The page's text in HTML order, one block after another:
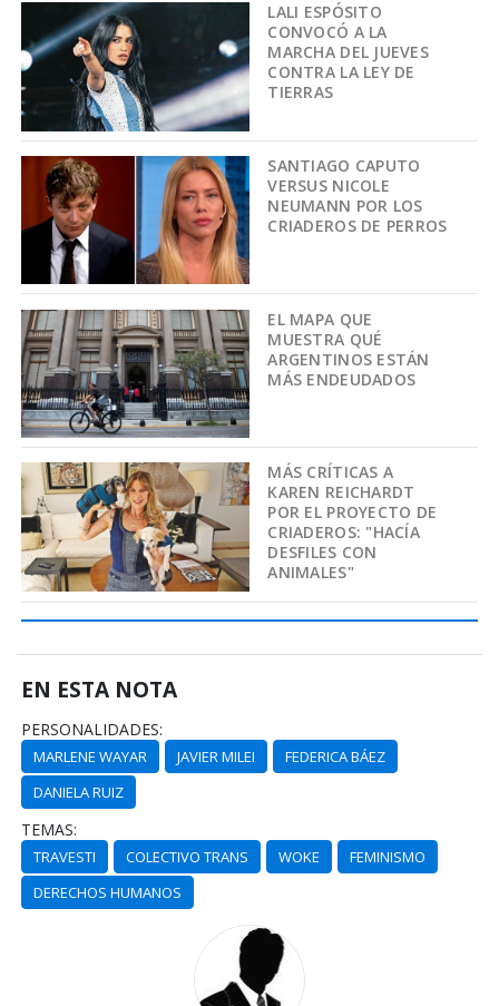
LALI ESPÓSITO
CONVOCÓ A LA
MARCHA DEL JUEVES
CONTRA LA LEY DE
TIERRAS
SANTIAGO CAPUTO
VERSUS NICOLE
NEUMANN POR LOS
CRIADEROS DE PERROS
EL MAPA QUE
MUESTRA QUÉ
ARGENTINOS ESTÁN
MÁS ENDEUDADOS
MÁS CRÍTICAS A
KAREN REICHARDT
POR EL PROYECTO DE
CRIADEROS: "HACÍA
DESFILES CON
ANIMALES"
EN ESTA NOTA
PERSONALIDADES:
MARLENE WAYAR JAVIER MILEI
FEDERICA BÁEZ
DANIELA RUIZ
TEMAS:
TRAVESTI COLECTIVO TRANS WOKE
FEMINISMO
DERECHOS HUMANOS